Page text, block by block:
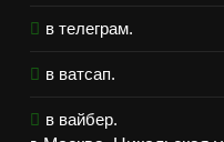
в телеграм.
в ватсап.
в вайбер.